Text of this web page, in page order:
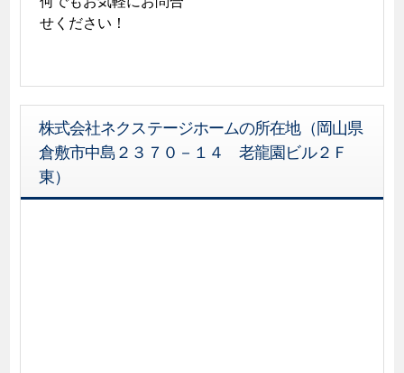
せください！
株式会社ネクステージホームの所在地（岡山県
倉敷市中島２３７０－１４ 老龍園ビル２Ｆ
東）